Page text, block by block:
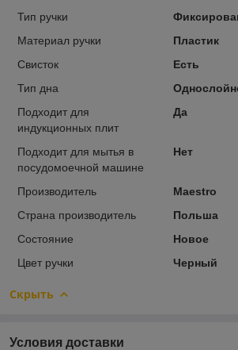
Тип ручки
Материал ручки
Пластик
Свисток
Есть
Тип дна
Подходит для
индукционных плит
Да
Подходит для мытья в
посудомоечной машине
Нет
Производитель
Maestro
Страна производитель
Польша
Состояние
Новое
Цвет ручки
Черный
Скрыть
Условия доставки